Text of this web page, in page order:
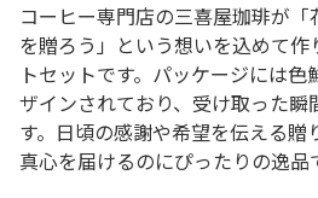
コーヒー専門店の三喜屋珈琲が
を贈ろう」という想いを込めて
トセットです。パッケージには
ザインされており、受け取った瞬
す。日頃の感謝や希望を伝える贈
真心を届けるのにぴったりの逸品